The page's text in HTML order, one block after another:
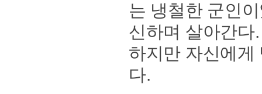
는 냉철한 군인
신하며 살아간다.
하지만 자신에게
다.